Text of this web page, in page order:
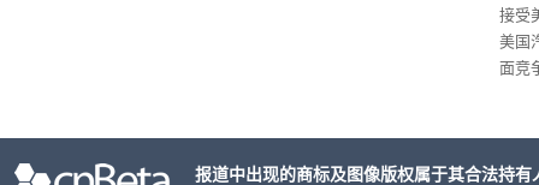
接受
美国
面竞
报道中出现的商标及图像版权属于其合法持